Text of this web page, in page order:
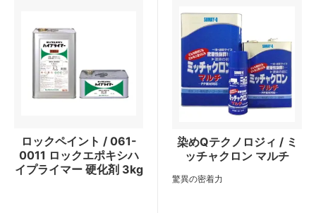
ロックペイント / 061-
0011 ロックエポキシハ
イプライマー 硬化剤 3kg
染めQテクノロジィ / ミ
ッチャクロン マルチ
驚異の密着力